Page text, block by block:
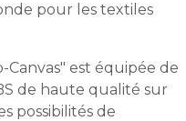
pour les textiles
est équipée de
de haute qualité sur
possibilités de